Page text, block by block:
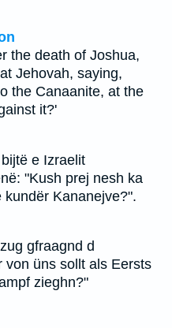
the death of Joshua,
Jehovah, saying,
the Canaanite, at the
it?'
e Izraelit
"Kush prej nesh ka
Kananejve?".
gfraagnd d
von üns sollt als Eersts
zieghn?"